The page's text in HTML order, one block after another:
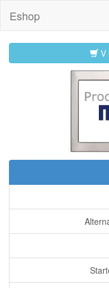
Eshop
V